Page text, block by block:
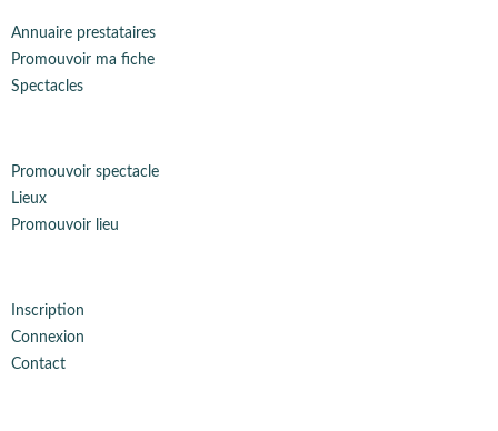
Annuaire prestataires
Promouvoir ma fiche
Spectacles
Promouvoir spectacle
Lieux
Promouvoir lieu
Inscription
Connexion
Contact